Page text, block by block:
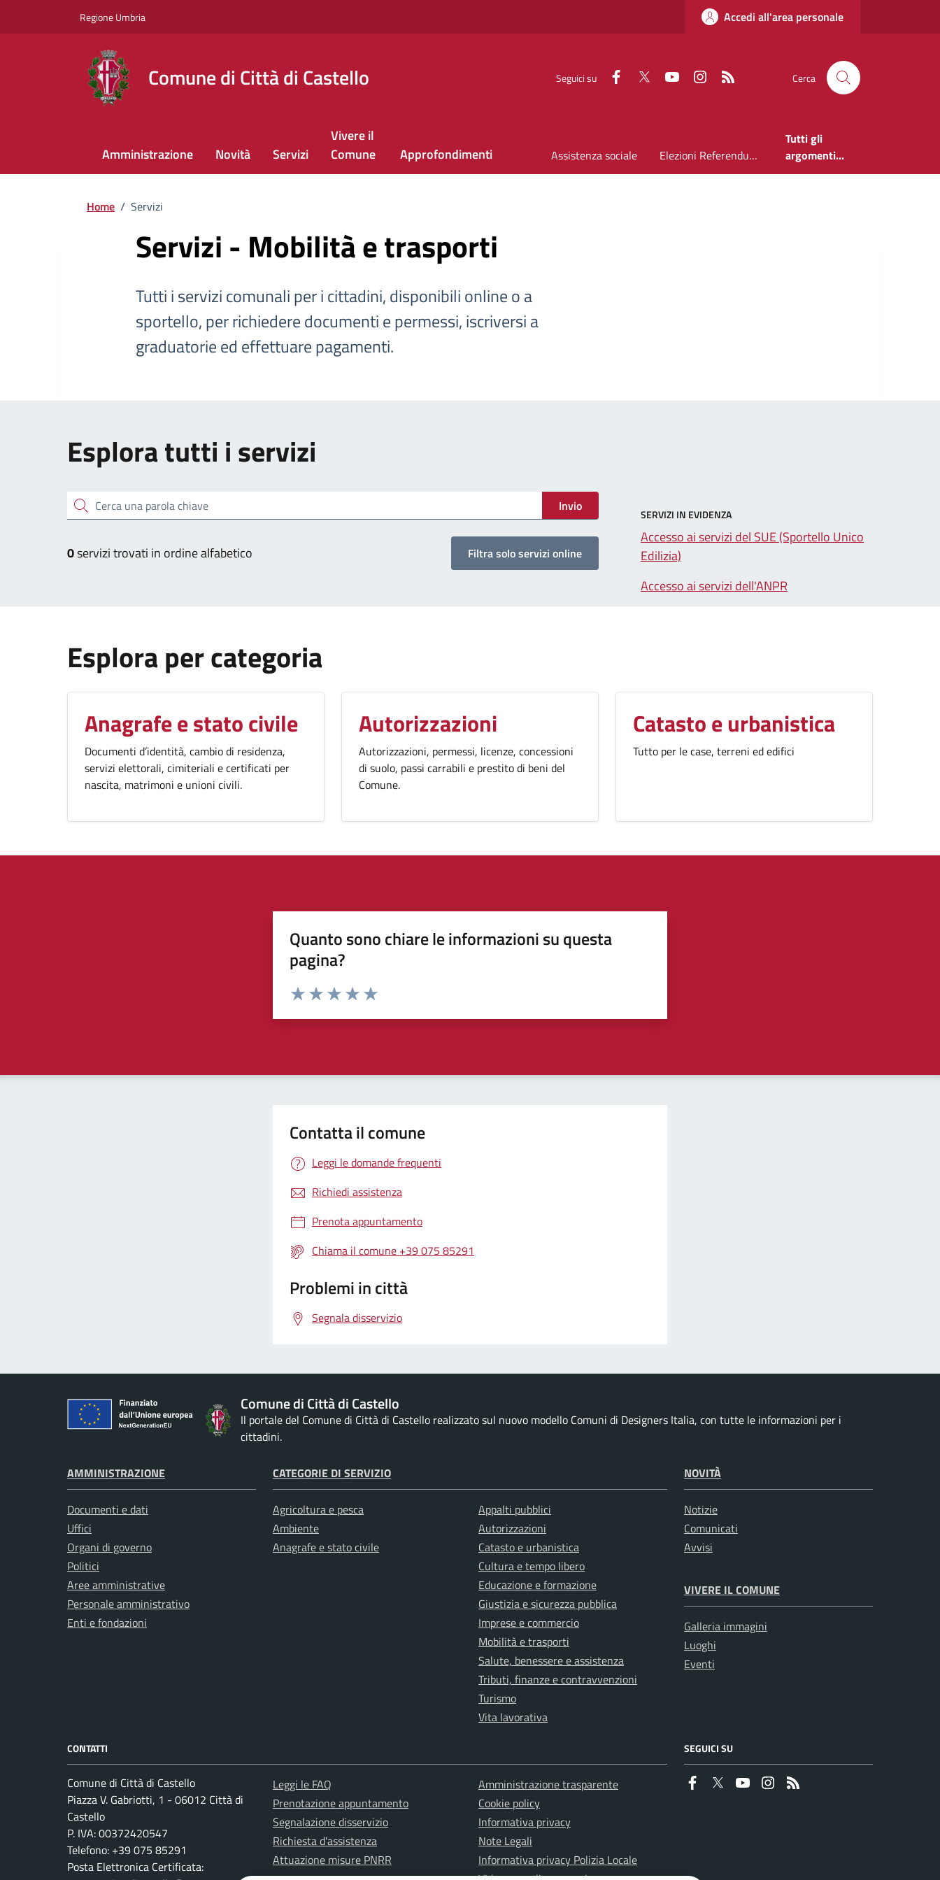
Regione Umbria Accedi all'area personale
Comune di Città di Castello Seguici su Faceboook
Twitter YoutubeInstagram Cerca
Amministrazione Novità Servizi
Vivere il
Comune
Approfondimenti Assistenza sociale Elezioni Referendum 2026
Tutti gli
argomenti...
Home / Servizi
Servizi - Mobilità e trasporti
Tutti i servizi comunali per i cittadini, disponibili online o a
sportello, per richiedere documenti e permessi, iscriversi a
graduatorie ed effettuare pagamenti.
Esplora tutti i servizi
Cerca una parola chiave Invio
0servizi trovati in ordine alfabetico Filtra solo servizi online
SERVIZI IN EVIDENZA
Accesso ai servizi del SUE (Sportello Unico
Edilizia)
Accesso ai servizi dell'ANPR
Esplora per categoria
Anagrafe e stato civile
Documenti d’identità, cambio di residenza,
servizi elettorali, cimiteriali e certificati per
nascita, matrimoni e unioni civili.
Autorizzazioni
Autorizzazioni, permessi, licenze, concessioni
di suolo, passi carrabili e prestito di beni del
Comune.
Catasto e urbanistica
Tutto per le case, terreni ed edifici
Quanto sono chiare le informazioni su questa
pagina?
Valuta da 1 a 5 stelle la pagina
Contatta il comune
Leggi le domande frequenti
Richiedi assistenza
Prenota appuntamento
Chiama il comune +39 075 85291
Problemi in città
Segnala disservizio
Comune di Città di Castello
Il portale del Comune di Città di Castello realizzato sul nuovo modello Comuni di Designers Italia, con tutte le informazioni per i
cittadini.
AMMINISTRAZIONE
Documenti e dati
Uffici
Organi di governo
Politici
Aree amministrative
Personale amministrativo
Enti e fondazioni
CATEGORIE DI SERVIZIO
Agricoltura e pesca
Ambiente
Anagrafe e stato civile
Appalti pubblici
Autorizzazioni
Catasto e urbanistica
Cultura e tempo libero
Educazione e formazione
Giustizia e sicurezza pubblica
Imprese e commercio
Mobilità e trasporti
Salute, benessere e assistenza
Tributi, finanze e contravvenzioni
Turismo
Vita lavorativa
NOVITÀ
Notizie
Comunicati
Avvisi
VIVERE IL COMUNE
Galleria immagini
Luoghi
Eventi
CONTATTI
Comune di Città di Castello
Piazza V. Gabriotti, 1 - 06012 Città di
Castello
P. IVA: 00372420547
Telefono: +39 075 85291
Posta Elettronica Certificata:
Leggi le FAQ
Prenotazione appuntamento
Segnalazione disservizio
Richiesta d'assistenza
Attuazione misure PNRR
Amministrazione trasparente
Cookie policy
Informativa privacy
Note Legali
Informativa privacy Polizia Locale
SEGUICI SU
Faceboook
Twitter YoutubeInstagram